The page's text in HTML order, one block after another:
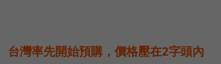
台灣率先開始預購，價格壓在2字頭內